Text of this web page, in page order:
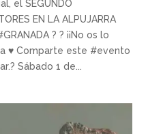
el SEGUNDO
EN LA ALPUJARRA
? ? ¡¡No os lo
♥️ Comparte este #evento
Sábado 1 de...